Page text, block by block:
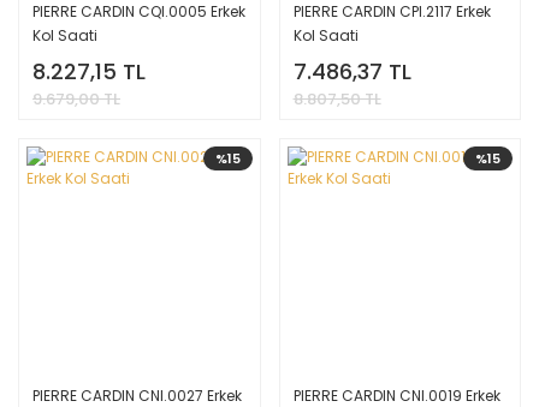
PIERRE CARDIN CQI.0005 Erkek
Kol Saati
8.227,15 TL
9.679,00 TL
PIERRE CARDIN CPI.2117 Erkek
Kol Saati
7.486,37 TL
8.807,50 TL
%15
PIERRE CARDIN CNI.0027 Erkek
%15
PIERRE CARDIN CNI.0019 Erkek